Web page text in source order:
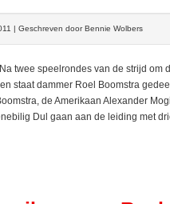
| Geschreven door Bennie Wolbers
twee speelrondes van de strijd om
staat dammer Roel Boomstra
de Amerikaan Alexander
Dul gaan aan de leiding met